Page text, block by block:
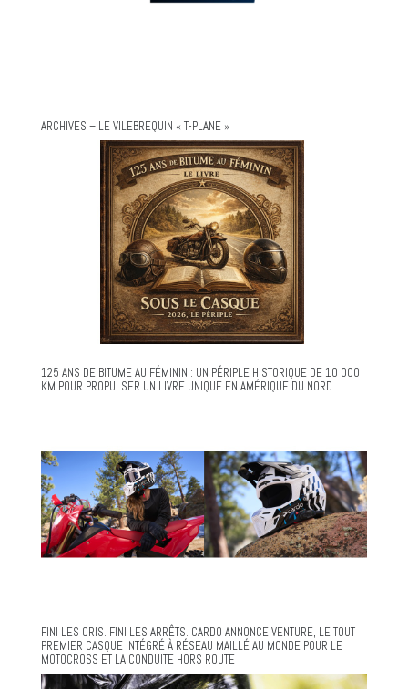
ARCHIVES – LE VILEBREQUIN « T-PLANE »
125 ANS DE BITUME AU FÉMININ : UN PÉRIPLE HISTORIQUE DE 10 000
KM POUR PROPULSER UN LIVRE UNIQUE EN AMÉRIQUE DU NORD
FINI LES CRIS. FINI LES ARRÊTS. CARDO ANNONCE VENTURE, LE TOUT
PREMIER CASQUE INTÉGRÉ À RÉSEAU MAILLÉ AU MONDE POUR LE
MOTOCROSS ET LA CONDUITE HORS ROUTE